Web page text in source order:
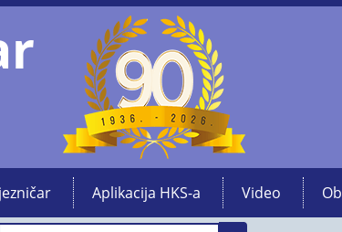
Aplikacija HKS-a Video